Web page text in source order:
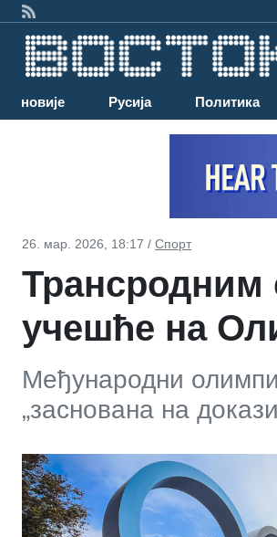
Најновије Русија Политика
26. мар. 2026, 18:17 / Спорт
Трансродним
учешће на
Међународни
„заснована на